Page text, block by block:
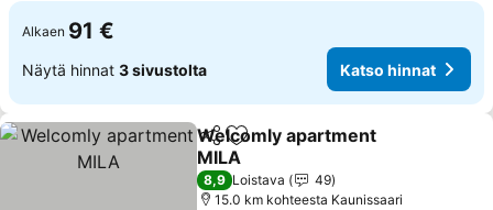
Alkaen 91 €
Näytä hinnat 3 sivustolta Katso hinnat
Jaa Lisää suosikkeihin
Welcomly apartment
MILA
Katso hinnat
8,9 Loistava
49
15.0 km kohteesta Kaunissaari